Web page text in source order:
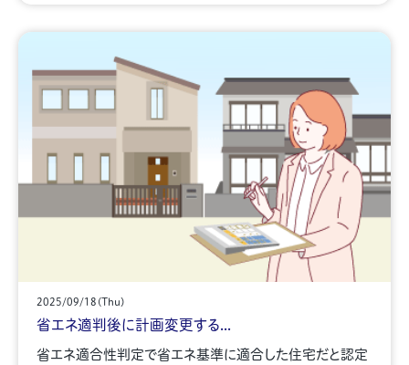
2025/09/18(Thu)
省エネ適判後に計画変更する...
省エネ適合性判定で省エネ基準に適合した住宅だと認定